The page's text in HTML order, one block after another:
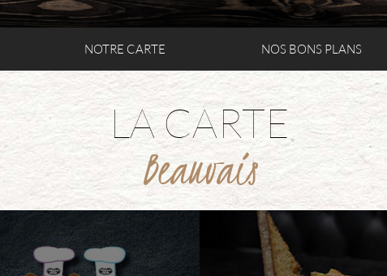
NOTRE CARTE NOS BONS PLANS
LA CARTE
Beauvais